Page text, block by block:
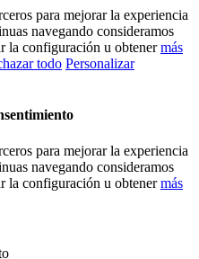
para mejorar la experiencia
navegando consideramos
la configuración u obtenermás
todo Personalizar
para mejorar la experiencia
navegando consideramos
la configuración u obtenermás